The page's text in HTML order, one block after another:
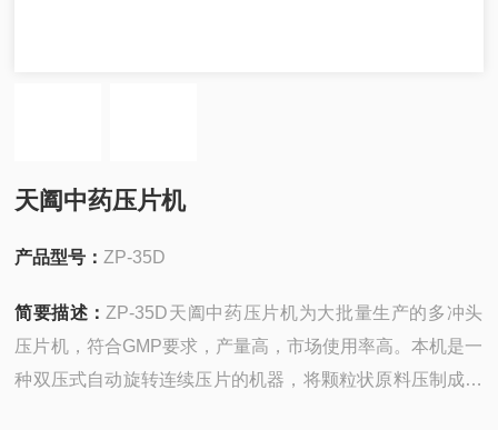
天阖中药压片机
产品型号： ZP-35D
简要描述： ZP-35D天阖中药压片机为大批量生产的多冲头
压片机，符合GMP要求，产量高，市场使用率高。本机是一
种双压式自动旋转连续压片的机器，将颗粒状原料压制成片